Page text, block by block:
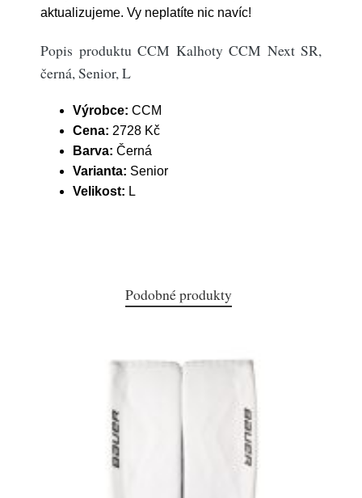
aktualizujeme. Vy neplatíte nic navíc!
Popis produktu CCM Kalhoty CCM Next SR,
černá, Senior, L
Výrobce: CCM
Cena: 2728 Kč
Barva: Černá
Varianta: Senior
Velikost: L
Podobné produkty